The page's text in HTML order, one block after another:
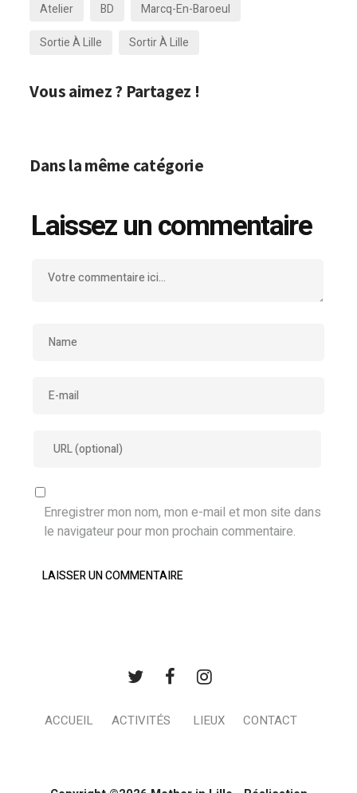
Atelier BD
Marcq-En-Baroeul
Sortie À Lille
Sortir À Lille
Vous aimez ? Partagez !
Dans la même catégorie
Laissez un commentaire
Enregistrer mon nom, mon e-mail et mon site dans
le navigateur pour mon prochain commentaire.
ACCUEIL ACTIVITÉS LIEUX CONTACT